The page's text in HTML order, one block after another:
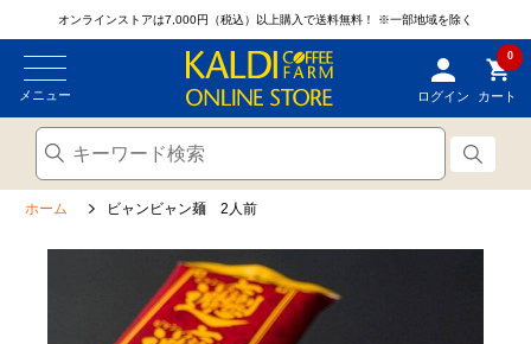
オンラインストアは7,000円（税込）以上購入で送料無料！ ※一部地域を除く
メニュー ログイン
0
カート
ホーム ビャンビャン麺 2人前